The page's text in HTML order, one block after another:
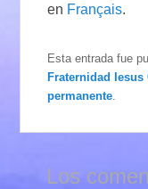
en Français.
Esta entrada fue
Fraternidad Iesus
permanente
Los